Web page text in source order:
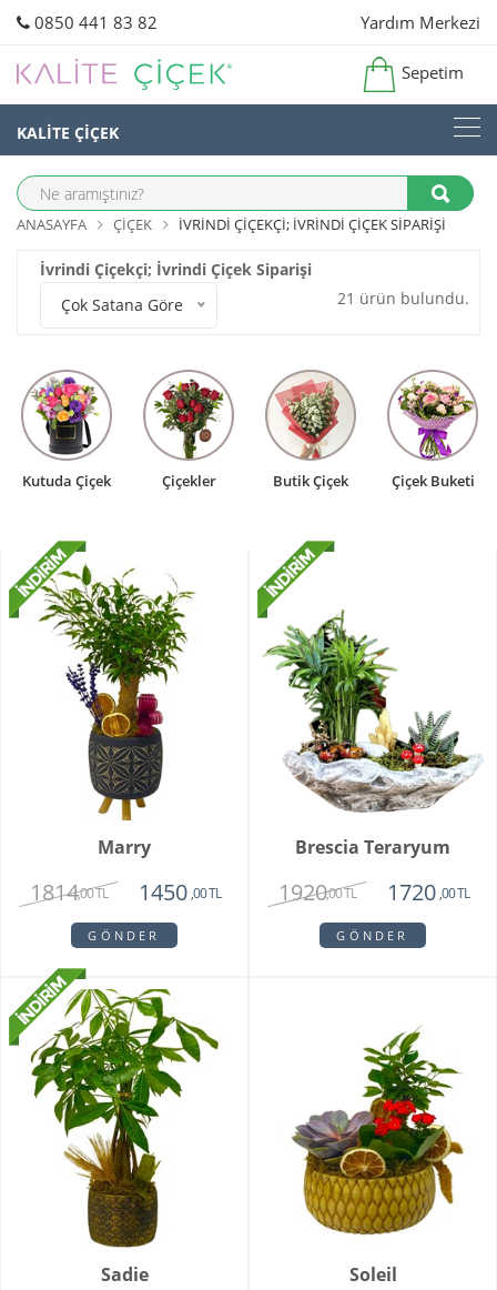
0850 441 83 82 Yardım Merkezi
Sepetim
KALİTE ÇİÇEK
ANASAYFA ÇIÇEK İVRINDI ÇIÇEKÇI; İVRINDI ÇIÇEK SIPARIŞI
İvrindi Çiçekçi; İvrindi Çiçek Siparişi
Çok Satana Göre
21 ürün bulundu.
Kutuda Çiçek Çiçekler Butik Çiçek Çiçek Buketi
Marry
1814,00 TL 1450 ,00 TL
GÖNDER
Brescia Teraryum
1920,00 TL 1720 ,00 TL
GÖNDER
Sadie Soleil